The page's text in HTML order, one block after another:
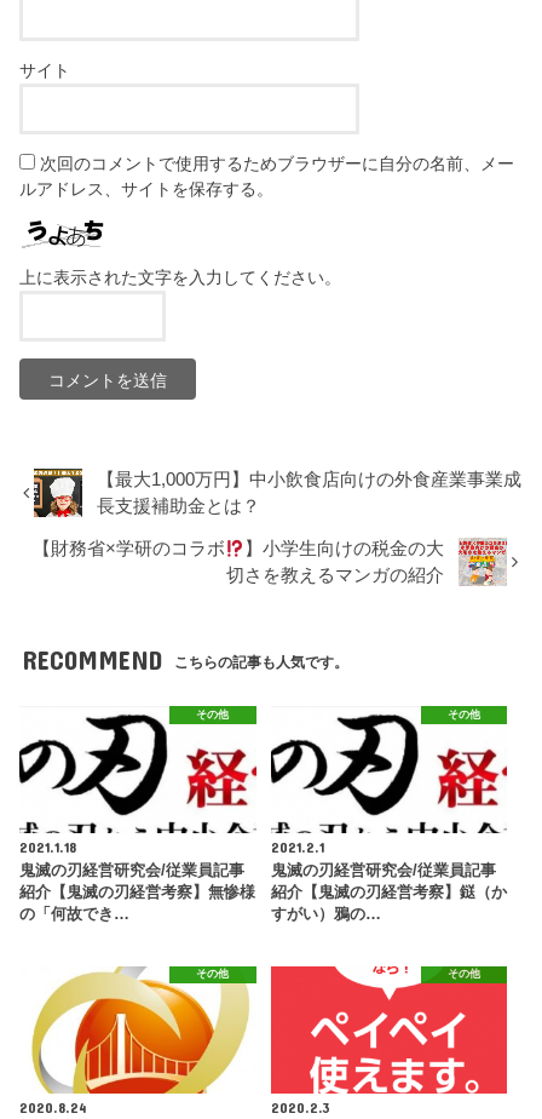
サイト
次回のコメントで使用するためブラウザーに自分の名前、メー
ルアドレス、サイトを保存する。
上に表示された文字を入力してください。
【最大1,000万円】中小飲食店向けの外食産業事業成
長支援補助金とは？
【財務省×学研のコラボ
】小学生向けの税金の大
切さを教えるマンガの紹介
RECOMMEND こちらの記事も人気です。
その他
2021.1.18
鬼滅の刃経営研究会/従業員記事
紹介【鬼滅の刃経営考察】無惨様
の「何故でき…
その他
2021.2.1
鬼滅の刃経営研究会/従業員記事
紹介【鬼滅の刃経営考察】鎹（か
すがい）鴉の…
その他
2020.8.24
その他
2020.2.3